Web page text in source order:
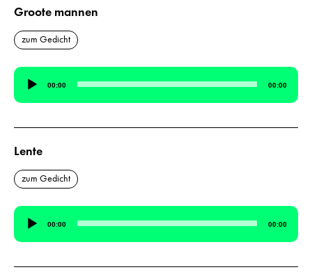
Groote mannen
zum Gedicht
Audio-
Player
00:00 00:00
Lente
zum Gedicht
Audio-
Player
00:00 00:00